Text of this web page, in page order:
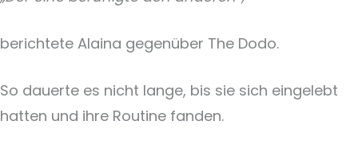
berichtete Alaina gegenüber The Dodo.
So dauerte es nicht lange, bis sie sich eingelebt
hatten und ihre Routine fanden.